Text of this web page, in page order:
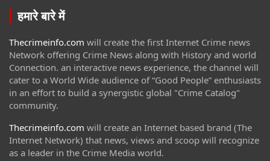
हमारे बारे में
Thecrimeinfo.com will create the first Internet Crime news
Network offering Crime News along with History and world
Connection. an interactive news experience, the channel will
cater to a World Wide audience of “Good People” enthusiasts
in an effort to build a synergistic global "Crime Catalog"
community.
Thecrimeinfo.com will create an Internet based brand (The
Internet Network) that news, views and scoop will recognize
as a leader in the Crime Media world.